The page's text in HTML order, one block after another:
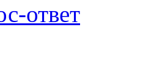
ответ